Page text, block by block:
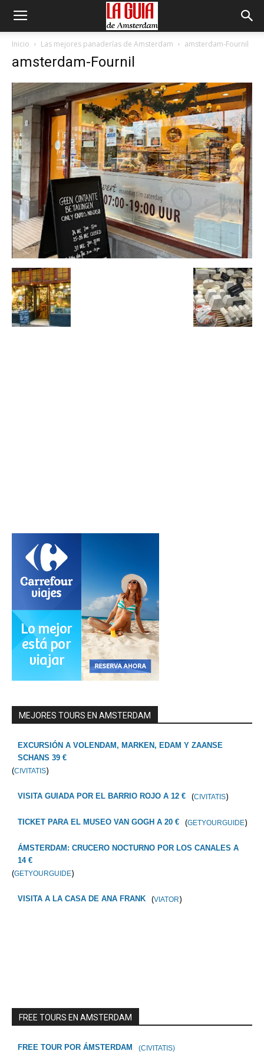
Inicio Las mejores panaderías de Amsterdam amsterdam-Fournil
amsterdam-Fournil
MEJORES TOURS EN AMSTERDAM
EXCURSIÓN A VOLENDAM, MARKEN, EDAM Y ZAANSE
SCHANS 39 €
(CIVITATIS)
VISITA GUIADA POR EL BARRIO ROJO A 12 € (CIVITATIS)
TICKET PARA EL MUSEO VAN GOGH A 20 € (GETYOURGUIDE)
ÁMSTERDAM: CRUCERO NOCTURNO POR LOS CANALES A
14 €
(GETYOURGUIDE)
VISITA A LA CASA DE ANA FRANK (VIATOR)
FREE TOURS EN AMSTERDAM
FREE TOUR POR ÁMSTERDAM (CIVITATIS)